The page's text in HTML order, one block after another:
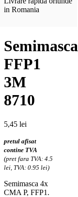
in Romania
Semimasca
FFP1
3M
8710
5,45 lei
pretul afisat
contine TVA
(pret fara TVA: 4.5
lei, TVA: 0.95 lei)
Semimasca 4x
CMA P, FFP1.